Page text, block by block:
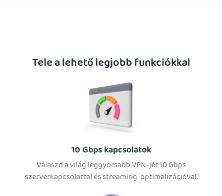
Tele a lehető legjobb funkciókkal
10 Gbps kapcsolatok
Válaszd a világ leggyorsabb VPN-jét 10 Gbps
szerverkapcsolattal és streaming-optimalizációval.